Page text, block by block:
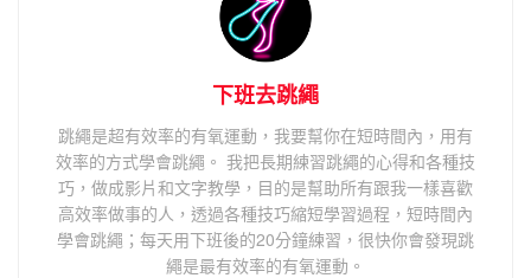
下班去跳繩
跳繩是超有效率的有氧運動，我要幫你在短時間內，用有
效率的方式學會跳繩。 我把長期練習跳繩的心得和各種技
巧，做成影片和文字教學，目的是幫助所有跟我一樣喜歡
高效率做事的人，透過各種技巧縮短學習過程，短時間內
學會跳繩；每天用下班後的20分鐘練習，很快你會發現跳
繩是最有效率的有氧運動。